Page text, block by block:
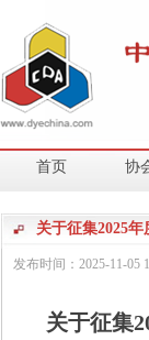
首页 协
关于征集2025
发布时间： 2025-11-05
关于征集